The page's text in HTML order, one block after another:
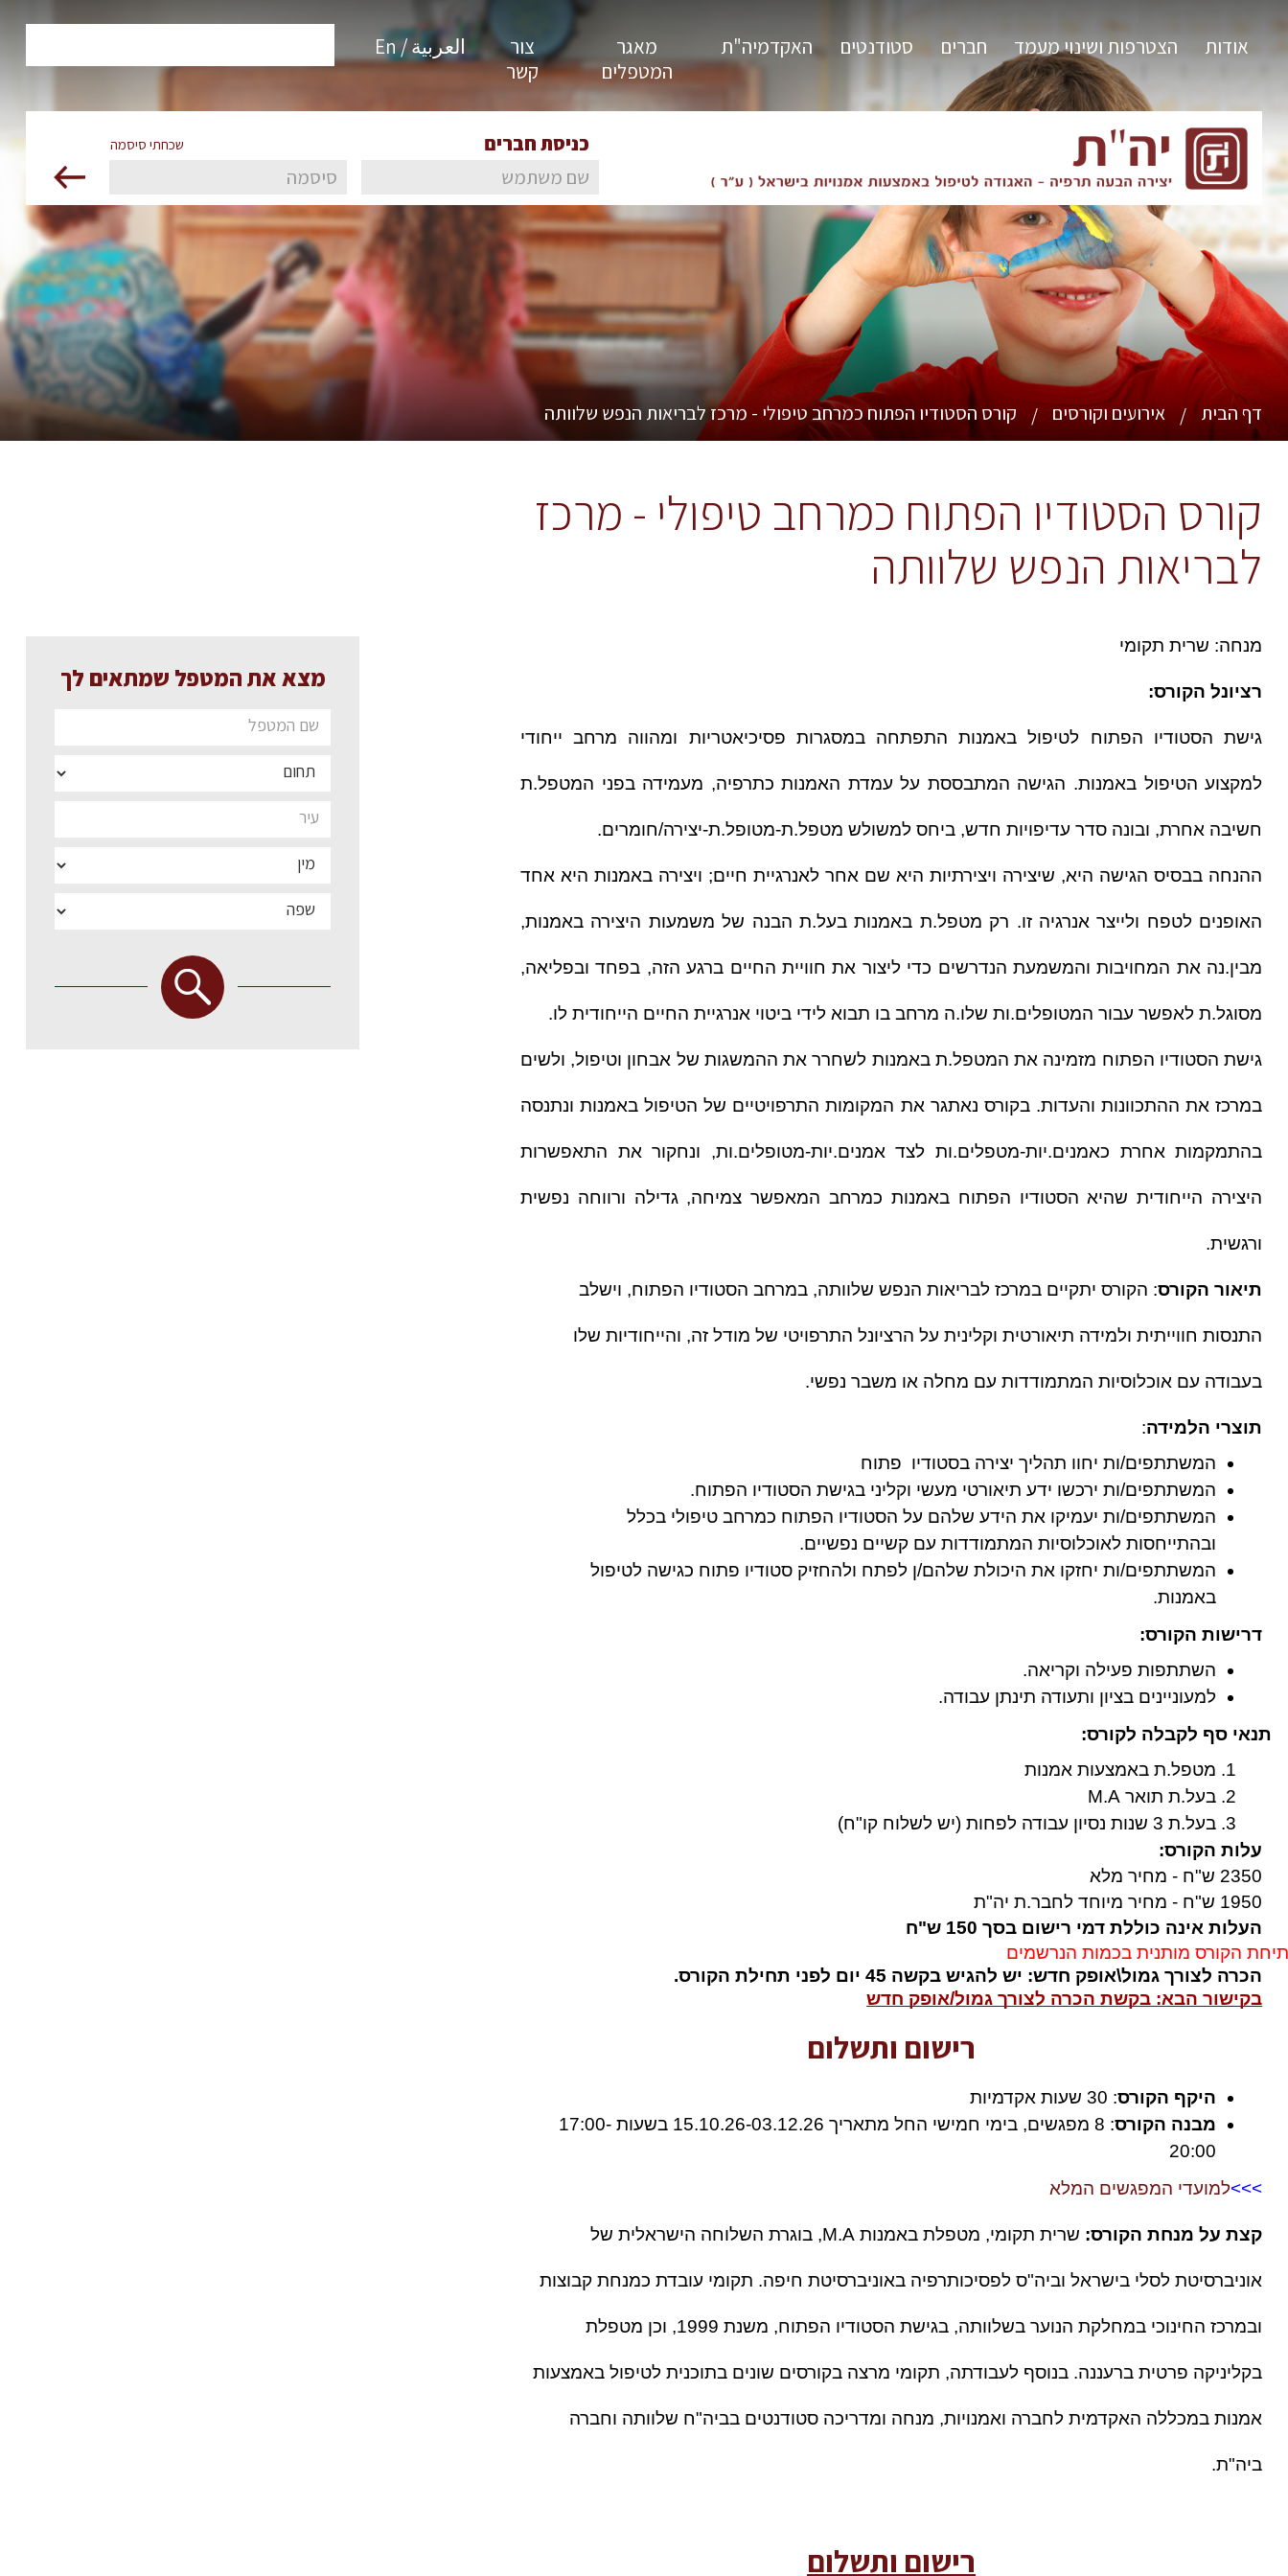
אודות הצטרפות ושינוי מעמד חברים סטודנטים האקדמיה"ת
מאגר
המטפלים
צור
קשר
العربية / En
כניסת חברים שכחתי סיסמה
דף הבית / אירועים וקורסים / קורס הסטודיו הפתוח כמרחב טיפולי - מרכז לבריאות הנפש שלוותה
קורס הסטודיו הפתוח כמרחב טיפולי - מרכז
לבריאות הנפש שלוותה
מנחה: שרית תקומי
רציונל הקורס:
חשיבה אחרת, ובונה סדר עדיפויות חדש, ביחס למשולש מטפל.ת-מטופל.ת-יצירה/חומרים.
מסוגל.ת לאפשר עבור המטופלים.ות שלו.ה מרחב בו תבוא לידי ביטוי אנרגיית החיים הייחודית לו.
ורגשית.
תיאור הקורס : הקורס יתקיים במרכז לבריאות הנפש שלוותה, במרחב הסטודיו הפתוח, וישלב
בעבודה עם אוכלוסיות המתמודדות עם מחלה או משבר נפשי.
תוצרי הלמידה:
המשתתפים/ות יחוו תהליך יצירה בסטודיו  פתוח
המשתתפים/ות ירכשו ידע תיאורטי מעשי וקליני בגישת הסטודיו הפתוח.
המשתתפים/ות יעמיקו את הידע שלהם על הסטודיו הפתוח כמרחב טיפולי בכלל
ובהתייחסות לאוכלוסיות המתמודדות עם קשיים נפשיים.
המשתתפים/ות יחזקו את היכולת שלהם/ן לפתח ולהחזיק סטודיו פתוח כגישה לטיפול
באמנות.
דרישות הקורס:
השתתפות פעילה וקריאה.
למעוניינים בציון ותעודה תינתן עבודה.
תנאי סף לקבלה לקורס:
מטפל.ת באמצעות אמנות
בעל.ת תואר M.A
בעל.ת 3 שנות נסיון עבודה לפחות (יש לשלוח קו"ח)
עלות הקורס:
2350 ש"ח - מחיר מלא
1950 ש"ח - מחיר מיוחד לחבר.ת יה"ת
העלות אינה כוללת דמי רישום בסך 150 ש"ח
הקורס מותנית בכמות הנרשמים
הכרה לצורך גמול\אופק חדש: יש להגיש בקשה 45 יום לפני תחילת הקורס.
בקישור הבא: בקשת הכרה לצורך גמול/אופק חדש
רישום ותשלום
היקף הקורס: 30 שעות אקדמיות
מבנה הקורס
: 8 מפגשים, בימי חמישי החל מתאריך 15.10.26-03.12.26 בשעות 17:00-
20:00
>>>למועדי המפגשים המלא
קצת על מנחת הקורס: שרית תקומי, מטפלת באמנות M.A, בוגרת השלוחה הישראלית של
אוניברסיטת לסלי בישראל וביה"ס לפסיכותרפיה באוניברסיטת חיפה. תקומי עובדת כמנחת קבוצות
ובמרכז החינוכי במחלקת הנוער בשלוותה, בגישת הסטודיו הפתוח, משנת 1999, וכן מטפלת
בקליניקה פרטית ברעננה. בנוסף לעבודתה, תקומי מרצה בקורסים שונים בתוכנית לטיפול באמצעות
ביה"ת.
רישום ותשלום
מצא את המטפל שמתאים לך